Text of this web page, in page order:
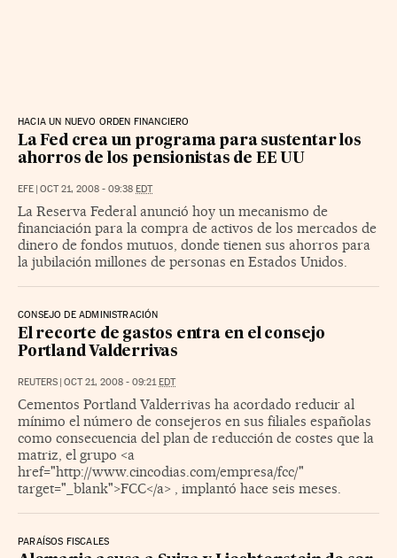
HACIA UN NUEVO ORDEN FINANCIERO
La Fed crea un programa para sustentar los
ahorros de los pensionistas de EE UU
EFE | OCT 21, 2008 - 09:38 EDT
La Reserva Federal anunció hoy un mecanismo de
financiación para la compra de activos de los mercados de
dinero de fondos mutuos, donde tienen sus ahorros para
la jubilación millones de personas en Estados Unidos.
CONSEJO DE ADMINISTRACIÓN
El recorte de gastos entra en el consejo
Portland Valderrivas
REUTERS | OCT 21, 2008 - 09:21 EDT
Cementos Portland Valderrivas ha acordado reducir al
mínimo el número de consejeros en sus filiales españolas
como consecuencia del plan de reducción de costes que la
matriz, el grupo <a
href="http://www.cincodias.com/empresa/fcc/"
target="_blank">FCC</a> , implantó hace seis meses.
PARAÍSOS FISCALES